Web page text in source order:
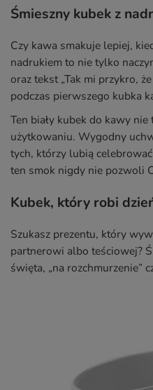
Śmieszny kubek z
Czy kawa smakuje lepiej,
nadrukiem to nie tylko
oraz tekst „Tak mi przykro,
podczas pierwszego kubka
Ten biały kubek do kawy
użytkowaniu. Wygodny
tych, którzy lubią
ten smok nigdy nie pozwoli
Kubek, który robi
Szukasz prezentu, który
partnerowi albo teściowej?
święta, „na rozchmurzenie”